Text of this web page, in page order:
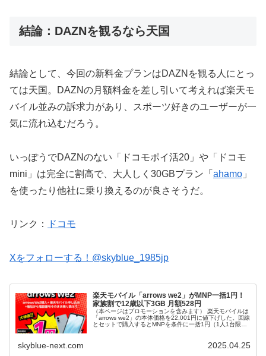
結論：DAZNを観るなら天国
結論として、今回の新料金プランはDAZNを観る人にとっ
ては天国。DAZNの月額料金を差し引いて考えれば楽天モ
バイル並みの訴求力があり、スポーツ好きのユーザーが一
気に流れ込むだろう。
いっぽうでDAZNのない「ドコモポイ活20」や「ドコモ
mini」は完全に割高で、大人しく30GBプラン「 ahamo 」
を使ったり他社に乗り換えるのが良さそうだ。
リンク： ドコモ
Xをフォローする！@skyblue_1985jp
楽天モバイル「arrows we2」がMNP一括1円！
家族割で12歳以下3GB 月額528円
（本ページはプロモーションを含みます） 楽天モバイルは
「arrows we2」の本体価格を22,001円に値下げした。回線
とセットで購入するとMNPを条件に一括1円（1人1台限
skyblue-next.com 2025.04.25